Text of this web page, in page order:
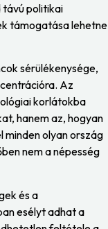
távú politikai
támogatása lehetne
sérülékenysége,
Az
korlátokba
hanem az, hogyan
minden olyan ország
nem a népesség
és a
esélyt adhat a